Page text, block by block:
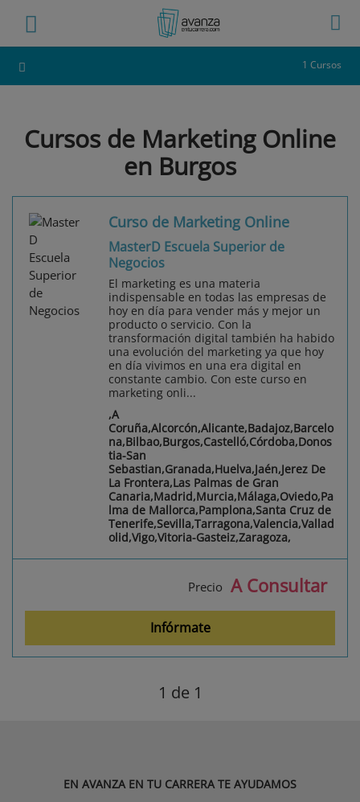
1 Cursos
Cursos de Marketing Online
en Burgos
Curso de Marketing Online
MasterD Escuela Superior de
Negocios
El marketing es una materia
indispensable en todas las empresas de
hoy en día para vender más y mejor un
producto o servicio. Con la
transformación digital también ha habido
una evolución del marketing ya que hoy
en día vivimos en una era digital en
constante cambio. Con este curso en
marketing onli...
,A
Coruña,Alcorcón,Alicante,Badajoz,Barcelo
na,Bilbao,Burgos,Castelló,Córdoba,Donos
tia-San
Sebastian,Granada,Huelva,Jaén,Jerez De
La Frontera,Las Palmas de Gran
Canaria,Madrid,Murcia,Málaga,Oviedo,Pa
lma de Mallorca,Pamplona,Santa Cruz de
Tenerife,Sevilla,Tarragona,Valencia,Vallad
olid,Vigo,Vitoria-Gasteiz,Zaragoza,
Precio A Consultar
Infórmate
1 de 1
EN AVANZA EN TU CARRERA TE AYUDAMOS